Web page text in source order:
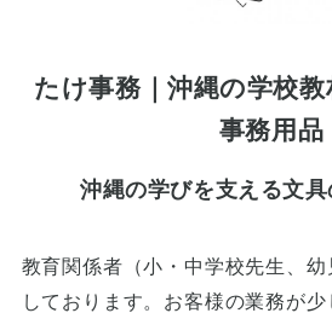
たけ事務｜沖縄の学校教
事務用品
沖縄の学びを支える文具
教育関係者（小・中学校先生、
しております。お客様の業務が